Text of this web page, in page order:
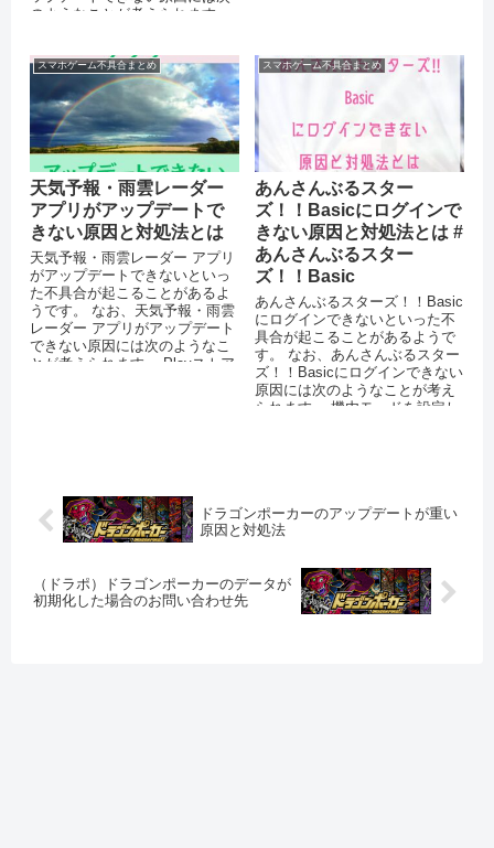
のようなことが考えられます。
スマホゲーム不具合まとめ
天気予報・雨雲レーダー
アプリがアップデートで
きない原因と対処法とは
天気予報・雨雲レーダー アプリ
がアップデートできないといっ
た不具合が起こることがあるよ
うです。 なお、天気予報・雨雲
レーダー アプリがアップデート
できない原因には次のようなこ
とが考えられます。 Playストア
スマホゲーム不具合まとめ
あんさんぶるスター
ズ！！Basicにログインで
きない原因と対処法とは #
あんさんぶるスター
ズ！！Basic
あんさんぶるスターズ！！Basic
にログインできないといった不
具合が起こることがあるようで
す。 なお、あんさんぶるスター
ズ！！Basicにログインできない
原因には次のようなことが考え
られます。 機内モードを設定し
ドラゴンポーカーのアップデートが重い
原因と対処法
（ドラポ）ドラゴンポーカーのデータが
初期化した場合のお問い合わせ先